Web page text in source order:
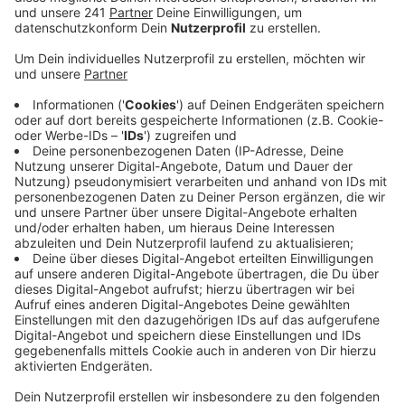
Veröffentlicht:Samstag, 02.04.2022 11:05
Anzeige
Entsprechend beginnen auch wieder die Aktionen der
Polizei, um aufzuklären und vor Gefahren zu warnen. Im
Rheinisch-Bergischen heißt es am Sonntag wieder von
11 bis 17 Uhr Kaffee und Knöllchen. Die Polizei wird
unter anderem auf einem Parkplatz an der B506 in
Kürten-Bechen Biker kontrollieren. Ein
Sachverständiger wird die Motorräder auf
Veränderungen oder Umbauten überprüfen.
Neben den Kontrollen wollen die Beamten aber auch
bei einer Tasse Kaffee mit den Motorradfahrern ins
Gespräch kommen. Dabei geht es um Themen wie
Sicherheit, Unfallrisiko, Wahrnehmung und erste Hilfe.
Dafür sind verschiedene Experten vor Ort. Kreisweit